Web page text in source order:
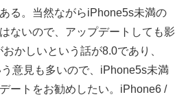
る。当然ながらiPhone5s未満の
ないので、アップデートしても影
かしいという話が8.0であり、
意見も多いので、iPhone5s未満
ートをお勧めしたい。iPhone6 /